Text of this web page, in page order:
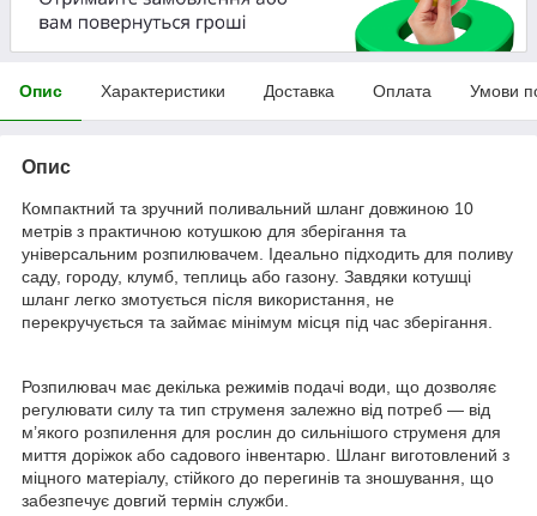
Опис Характеристики Доставка Оплата Умови
Опис
Компактний та зручний поливальний шланг довжиною 10
метрів з практичною котушкою для зберігання та
універсальним розпилювачем. Ідеально підходить для поливу
саду, городу, клумб, теплиць або газону. Завдяки котушці
шланг легко змотується після використання, не
перекручується та займає мінімум місця під час зберігання.
Розпилювач має декілька режимів подачі води, що дозволяє
регулювати силу та тип струменя залежно від потреб — від
м’якого розпилення для рослин до сильнішого струменя для
миття доріжок або садового інвентарю. Шланг виготовлений з
міцного матеріалу, стійкого до перегинів та зношування, що
забезпечує довгий термін служби.